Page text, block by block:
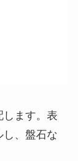
ます。表
し、盤石な